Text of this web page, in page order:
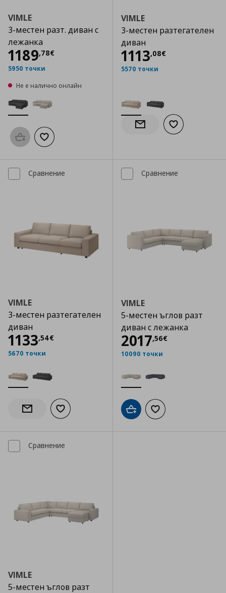
VIMLE
3-местен разт. диван с
лежанка
1189,78€
Цена1189,78 €
5950 точки
Не е налично онлайн
Προσθήκη στο καλάθι
Добави към списъка с любими
VIMLE
3-местен разтегателен
диван
1113,08€
Цена1113,08 €
5570 точки
Информирай ме за
Добави към
Сравнение
VIMLE
3-местен разтегателен
диван
1133,54€
Цена1133,54 €
5670 точки
Информирай ме за наличност
Добави към списъка с любими
Сравнение
VIMLE
5-местен ъглов разт
диван с лежанка
2017,56€
Цена2017,56 €
10090 точки
Добави в кошницата
Добави към
Сравнение
VIMLE
5-местен ъглов разт